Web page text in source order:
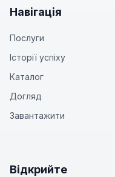
Навігація
Послуги
Історії успіху
Каталог
Догляд
Завантажити
Відкрийте